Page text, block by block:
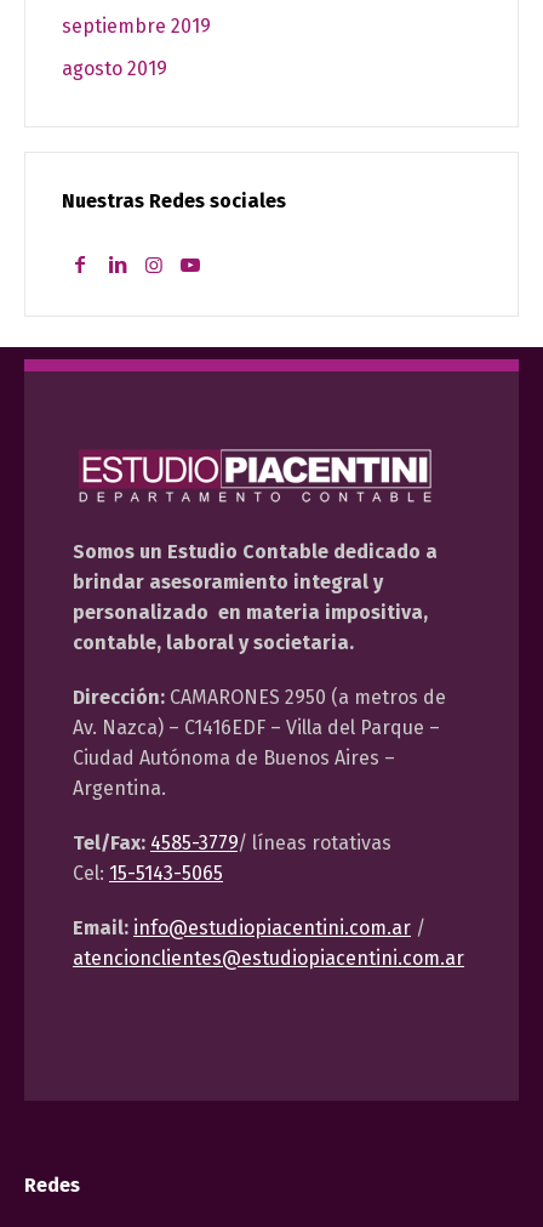
septiembre 2019
agosto 2019
Nuestras Redes sociales
Somos un Estudio Contable dedicado a
brindar asesoramiento integral y
personalizado en materia impositiva,
contable, laboral y societaria.
Dirección: CAMARONES 2950 (a metros de
Av. Nazca) – C1416EDF – Villa del Parque –
Ciudad Autónoma de Buenos Aires –
Argentina.
Tel/Fax: 4585-3779/ líneas rotativas
Cel: 15-5143-5065
Email: info@estudiopiacentini.com.ar /
atencionclientes@estudiopiacentini.com.ar
Redes